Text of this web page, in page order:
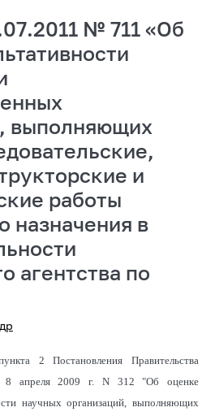
№ 711 «Об
выполняющих
и
работы
назначения в
агентства по
2 Постановления Правительства
8 апреля 2009 г. N 312 "Об оценке
научных организаций, выполняющих